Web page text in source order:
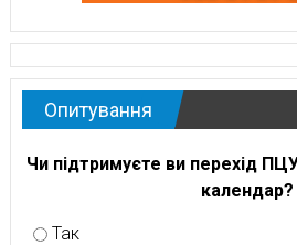
Опитування
Чи підтримуєте ви перехід
календар?
Так